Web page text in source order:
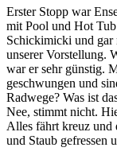
Erster Stopp war
mit Pool und Hot
Schickimicki und gar
unserer Vorstellung.
war er sehr günstig.
geschwungen und
Radwege? Was ist
Nee, stimmt nicht.
Alles fährt kreuz und
und Staub gefressen